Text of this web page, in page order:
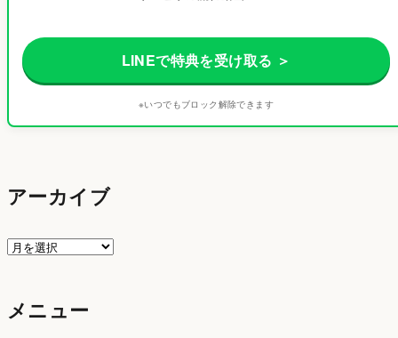
LINEで特典を受け取る ＞
※いつでもブロック解除できます
アーカイブ
ア
イ
メニュー